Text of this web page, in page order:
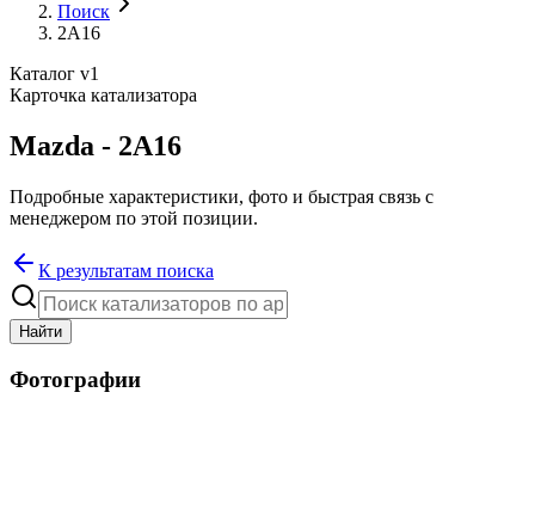
Поиск
2A16
Каталог v1
Карточка катализатора
Mazda - 2A16
Подробные характеристики, фото и быстрая связь с
менеджером по этой позиции.
К результатам поиска
Найти
Фотографии